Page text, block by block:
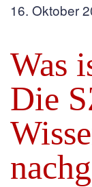
16. Oktober
Was
Die